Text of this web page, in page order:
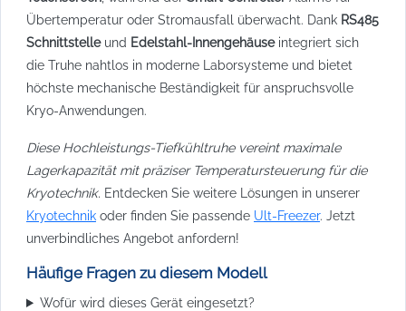
Übertemperatur oder Stromausfall überwacht. Dank RS485
Schnittstelleund Edelstahl-Innengehäuseintegriert sich
die Truhe nahtlos in moderne Laborsysteme und bietet
höchste mechanische Beständigkeit für anspruchsvolle
Kryo-Anwendungen.
Diese Hochleistungs-Tiefkühltruhe vereint maximale
Lagerkapazität mit präziser Temperatursteuerung für die
Kryotechnik. Entdecken Sie weitere Lösungen in unserer
Kryotechnik oder finden Sie passende Ult-Freezer. Jetzt
unverbindliches Angebot anfordern!
Häufige Fragen zu diesem Modell
Wofür wird dieses Gerät eingesetzt?